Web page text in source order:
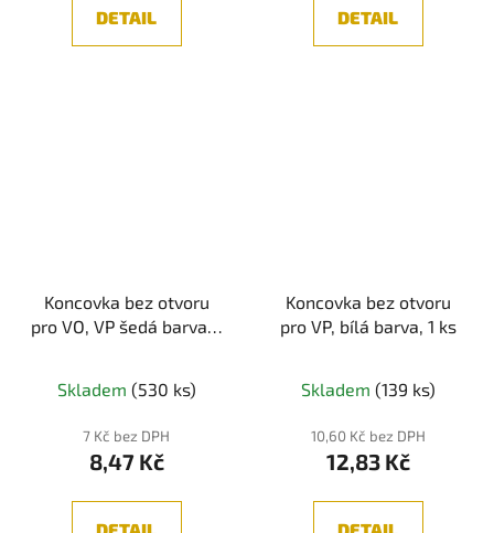
DETAIL DETAIL
Koncovka bez otvoru
pro VO, VP šedá barva, 1
Skladem (530 ks)
7 Kč bez DPH
8,47 Kč
DETAIL
Koncovka bez otvoru
pro VP, bílá barva, 1 ks
Skladem (139 ks)
10,60 Kč bez DPH
12,83 Kč
DETAIL